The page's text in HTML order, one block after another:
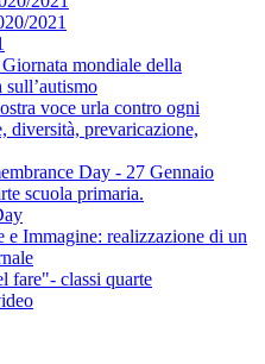
2021
mondiale della
sull’autismo
voce urla contro ogni
diversità, prevaricazione,
Day - 27 Gennaio
scuola primaria.
e Immagine: realizzazione di un
fare"- classi quarte